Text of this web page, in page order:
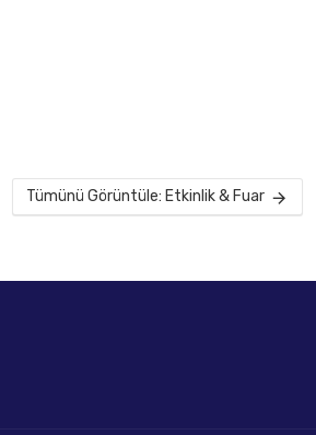
Tümünü Görüntüle: Etkinlik & Fuar